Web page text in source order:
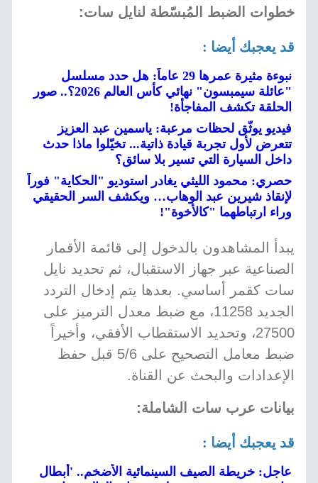
خطوات الضبط المُبسّطة لنايل سات:
قد يعجبك أيضا :
نبوءة مثيرة عمرها 29 عاماً: هل حدد مسلسل
"عائلة سيمبسون" نهائي كأس العالم 2026؟.. صور
الحلقة تكشف المفاجأة!
فيديو يوثّق لحظات مرعبة: ياسمين عبد العزيز
تتعرض لأول تجربة قيادة ذاتية... تخيّلوا ماذا حدث
داخل السيارة التي تسير بلا سائق؟
حصري: محمود الليثي يغادر استوديو "الحكاية" فوراً
لإنقاذ شيرين عبد الوهاب… ويكشف السر الحقيقي
وراء ارتباطهما "كالأخوة"!
يبدأ المشاهدون بالدخول إلى قائمة الأقمار
الصناعية عبر جهاز الاستقبال، ثم تحديد نايل
سات كقمر أساسي. بعدها يتم إدخال التردد
الجديد 11258، مع ضبط معدل الترميز على
27500، وتحديد الاستقطاب الأفقي، وأخيراً
ضبط معامل التصحيح على 5/6 قبل حفظ
الإعدادات والبحث عن القناة.
بيانات عرب سات الشاملة:
قد يعجبك أيضا :
عاجل: خريطة الصيف السينمائية الأضخم.. 'أبطال